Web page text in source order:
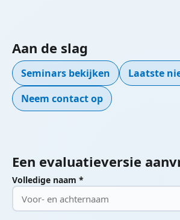
Aan de slag
Seminars bekijken
Laatste
Neem contact op
Een evaluatieversie
Volledige naam *